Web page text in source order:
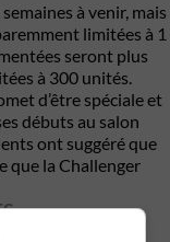
à venir, mais
limitées à 1
seront plus
à 300 unités.
d’être spéciale et
débuts au salon
ont suggéré que
que la Challenger